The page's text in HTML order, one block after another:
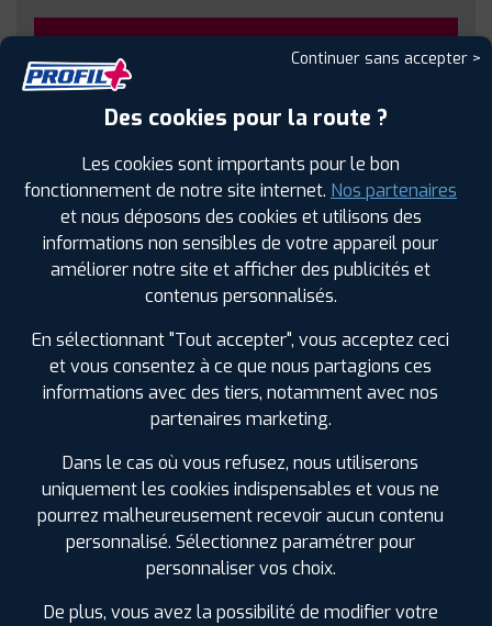
Sous réserve de disponibilité en agence
SPÉCIFICATIONS AVIS CLIENTS ÉTIQUETAGE
Continuer sans accepter >
Des cookies pour la route ?
Les cookies sont importants pour le bon
fonctionnement de notre site internet. Nos partenaires
et nous déposons des cookies et utilisons des
informations non sensibles de votre appareil pour
améliorer notre site et afficher des publicités et
contenus personnalisés.
En sélectionnant "Tout accepter", vous acceptez ceci
et vous consentez à ce que nous partagions ces
informations avec des tiers, notamment avec nos
partenaires marketing.
Dans le cas où vous refusez, nous utiliserons
uniquement les cookies indispensables et vous ne
pourrez malheureusement recevoir aucun contenu
personnalisé. Sélectionnez paramétrer pour
personnaliser vos choix.
De plus, vous avez la possibilité de modifier votre